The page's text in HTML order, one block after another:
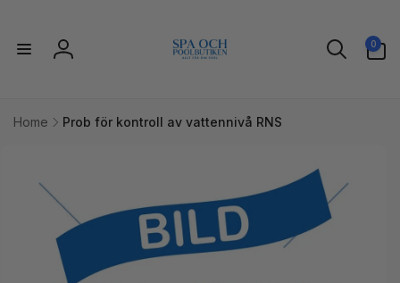
innehåll
Logga
0
artiklar
Home
Prob för kontroll av vattennivå RNS